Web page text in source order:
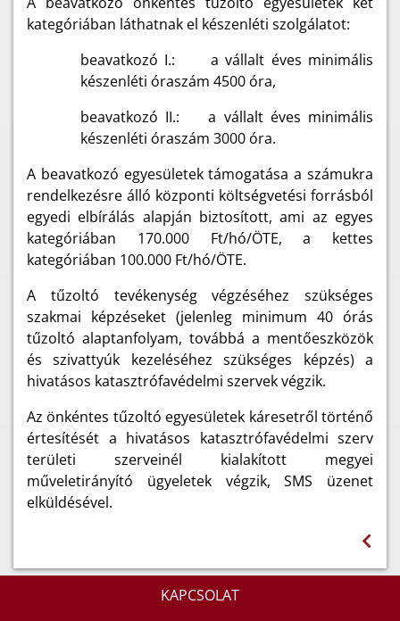
kategóriában láthatnak el készenléti szolgálatot:
beavatkozó I.: a vállalt éves minimális
készenléti óraszám 4500 óra,
beavatkozó II.: a vállalt éves minimális
készenléti óraszám 3000 óra.
A beavatkozó egyesületek támogatása a számukra
rendelkezésre álló központi költségvetési forrásból
egyedi elbírálás alapján biztosított, ami az egyes
kategóriában 170.000 Ft/hó/ÖTE, a kettes
kategóriában 100.000 Ft/hó/ÖTE.
A tűzoltó tevékenység végzéséhez szükséges
szakmai képzéseket (jelenleg minimum 40 órás
tűzoltó alaptanfolyam, továbbá a mentőeszközök
és szivattyúk kezeléséhez szükséges képzés) a
hivatásos katasztrófavédelmi szervek végzik.
Az önkéntes tűzoltó egyesületek káresetről történő
értesítését a hivatásos katasztrófavédelmi szerv
területi szerveinél kialakított megyei
műveletirányító ügyeletek végzik, SMS üzenet
elküldésével.
KAPCSOLAT